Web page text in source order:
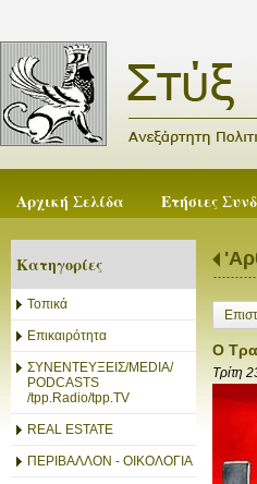
Αρχική Σελίδα Ετήσιες
Κατηγορίες
Τοπικά
Επικαιρότητα
ΣΥΝΕΝΤΕΥΞΕΙΣ/MEDIA/
PODCASTS
/tpp.Radio/tpp.TV
REAL ESTATE
ΠΕΡΙΒΑΛΛΟΝ - ΟΙΚΟΛΟΓΙΑ
Ο
Τρίτη